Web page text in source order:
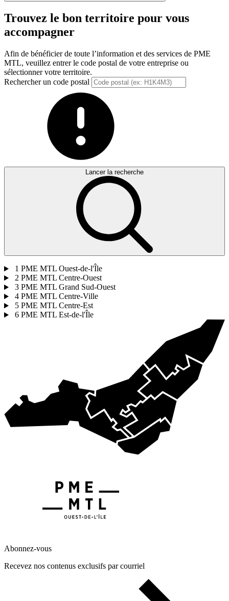
Trouvez le bon territoire pour vous
accompagner
Afin de bénéficier de toute l’information et des services de PME
MTL, veuillez entrer le code postal de votre entreprise ou
sélectionner votre territoire.
Rechercher un code postal
Lancer la recherche
1 PME MTL Ouest-de-l'Île
2 PME MTL Centre-Ouest
3 PME MTL Grand Sud-Ouest
4 PME MTL Centre-Ville
5 PME MTL Centre-Est
6 PME MTL Est-de-l'Île
Abonnez-vous
Recevez nos contenus exclusifs par courriel